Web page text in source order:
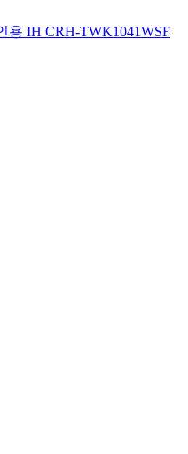
IH CRH-TWK1041WSF